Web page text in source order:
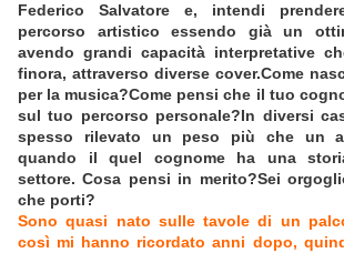
Federico Salvatore e, intendi
percorso artistico essendo già un
avendo grandi capacità interpretative
finora, attraverso diverse cover.Come
per la musica?Come pensi che il tuo
sul tuo percorso personale?In diversi
spesso rilevato un peso più che un
quando il quel cognome ha una
settore. Cosa pensi in merito?Sei
che porti?
Sono quasi nato sulle tavole di un
così mi hanno ricordato anni dopo,